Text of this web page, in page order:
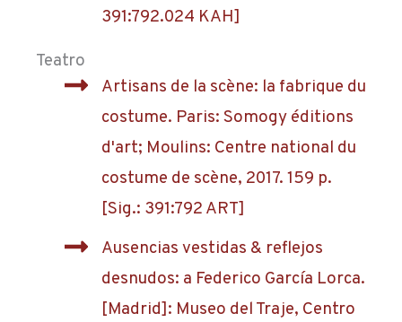
391:792.024 KAH]
Teatro
Artisans de la scène: la fabrique du
costume. Paris: Somogy éditions
d'art; Moulins: Centre national du
costume de scène, 2017. 159 p.
[Sig.: 391:792 ART]
Ausencias vestidas & reflejos
desnudos: a Federico García Lorca.
[Madrid]: Museo del Traje, Centro